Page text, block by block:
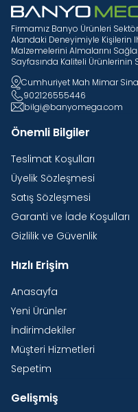
Firmamız Banyo Ürünleri
Alandaki Deneyimiyle Kişilerin
Malzemelerini Almalarını
Sayfasında Kaliteli Ürünlerinin
Cumhuriyet Mah Mimar
902126555446
bilgi@banyomega.com
Önemli Bilgiler
Teslimat Koşulları
Üyelik Sözleşmesi
Satış Sözleşmesi
Garanti ve İade Koşulları
Gizlilik ve Güvenlik
Hızlı Erişim
Anasayfa
Yeni Ürünler
İndirimdekiler
Müşteri Hizmetleri
Sepetim
Gelişmiş